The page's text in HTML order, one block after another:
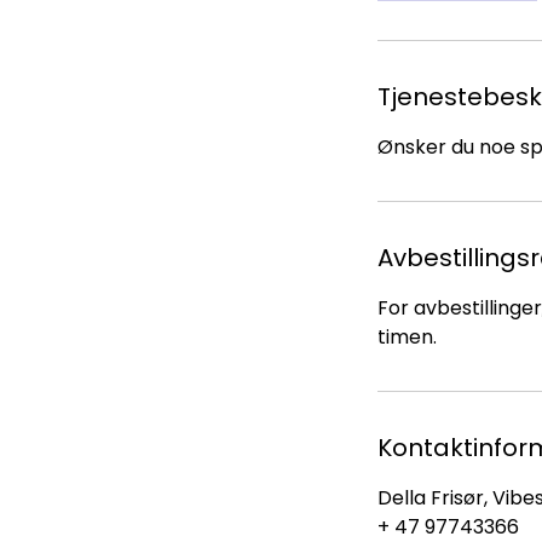
Ønsker du noe
For
timen.
Della Frisør,
+ 47 97743366